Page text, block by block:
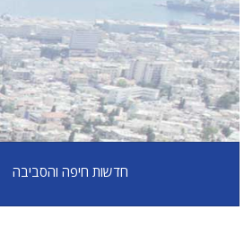
חדשות חיפה והסביבה